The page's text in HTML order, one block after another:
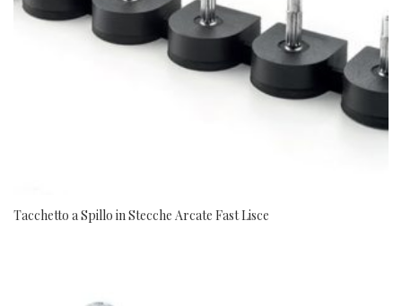
Tacchetto a Spillo in Stecche Arcate Fast Lisce